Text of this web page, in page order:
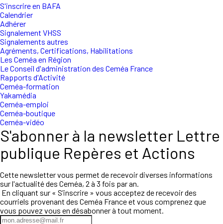
S'inscrire en BAFA
Calendrier
Adhérer
Signalement VHSS
Signalements autres
Agréments, Certifications, Habilitations
Les Ceméa en Région
Le Conseil d'administration des Ceméa France
Rapports d'Activité
Ceméa-formation
Yakamédia
Ceméa-emploi
Ceméa-boutique
Ceméa-vidéo
S'abonner à la newsletter Lettre
publique Repères et Actions
Cette newsletter vous permet de recevoir diverses informations
sur l'actualité des Ceméa, 2 à 3 fois par an.
En cliquant sur « S’inscrire » vous acceptez de recevoir des
courriels provenant des Ceméa France et vous comprenez que
vous pouvez vous en désabonner à tout moment.